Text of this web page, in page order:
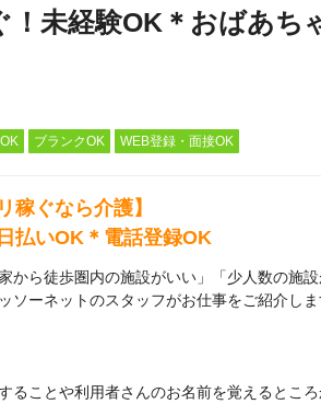
！未経験OK＊おばあち
ブランクOK WEB登録・面接OK
稼ぐなら介護】
払いOK＊電話登録OK
から徒歩圏内の施設がいい」「少人数の施
ソーネットのスタッフがお仕事をご紹介しま
ることや利用者さんのお名前を覚えるとこ